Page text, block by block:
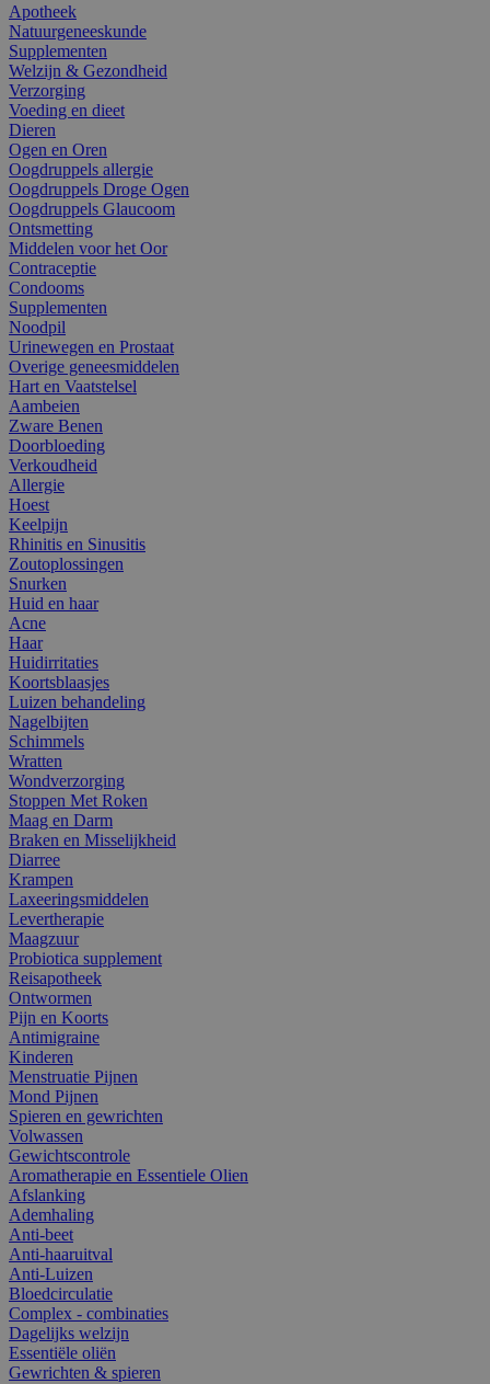
Apotheek
Natuurgeneeskunde
Supplementen
Welzijn & Gezondheid
Verzorging
Voeding en dieet
Dieren
Ogen en Oren
Oogdruppels allergie
Oogdruppels Droge Ogen
Oogdruppels Glaucoom
Ontsmetting
Middelen voor het Oor
Contraceptie
Condooms
Supplementen
Noodpil
Urinewegen en Prostaat
Overige geneesmiddelen
Hart en Vaatstelsel
Aambeien
Zware Benen
Doorbloeding
Verkoudheid
Allergie
Hoest
Keelpijn
Rhinitis en Sinusitis
Zoutoplossingen
Snurken
Huid en haar
Acne
Haar
Huidirritaties
Koortsblaasjes
Luizen behandeling
Nagelbijten
Schimmels
Wratten
Wondverzorging
Stoppen Met Roken
Maag en Darm
Braken en Misselijkheid
Diarree
Krampen
Laxeeringsmiddelen
Levertherapie
Maagzuur
Probiotica supplement
Reisapotheek
Ontwormen
Pijn en Koorts
Antimigraine
Kinderen
Menstruatie Pijnen
Mond Pijnen
Spieren en gewrichten
Volwassen
Gewichtscontrole
Aromatherapie en Essentiele Olien
Afslanking
Ademhaling
Anti-beet
Anti-haaruitval
Anti-Luizen
Bloedcirculatie
Complex - combinaties
Dagelijks welzijn
Essentiële oliën
Gewrichten & spieren